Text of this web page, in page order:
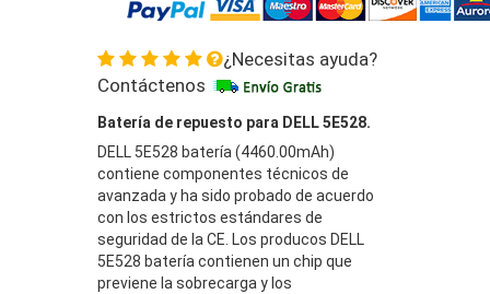
¿Necesitas ayuda?
Contáctenos
Batería de repuesto para DELL 5E528.
DELL 5E528 batería (4460.00mAh)
contiene componentes técnicos de
avanzada y ha sido probado de acuerdo
con los estrictos estándares de
seguridad de la CE. Los producos DELL
5E528 batería contienen un chip que
previene la sobrecarga y los